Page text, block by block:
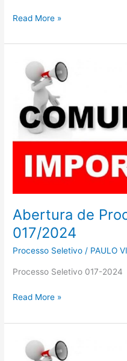
Read More »
Abertura de
017/2024
Processo Seletivo / PAULO
Processo Seletivo 017-2024
Abertura
Processo
Seletivo
017/2024
Read More »
Errata
Edital